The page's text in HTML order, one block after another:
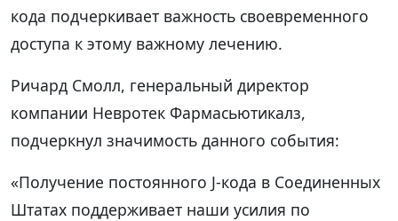
кода подчеркивает важность своевременного
доступа к этому важному лечению.
Ричард Смолл, генеральный директор
компании Невротек Фармасьютикалз,
подчеркнул значимость данного события:
«Получение постоянного J-кода в Соединенных
Штатах поддерживает наши усилия по